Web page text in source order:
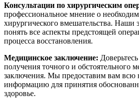
Консультации по хирургическим
профессиональное мнение о
хирургического вмешательства. Наши
понять все аспекты предстоящей
процесса восстановления.
Медицинское заключение:
получения точного и обстоятельного
заключения. Мы предоставим вам всю
информацию для принятия
здоровье.